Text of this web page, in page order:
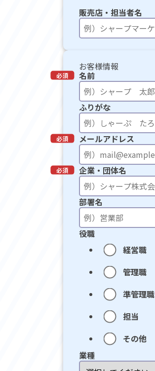
販売店・担当者名
お客様情報
名前
ふりがな
メールアドレス
企業・団体名
部署名
役職
経営職
管理職
準管理職
担当
その他
業種